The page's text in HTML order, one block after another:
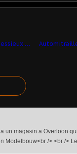
Tracteur White 666 artic et semi remorque 2 essieux au 1/48ème (Angégo)
un magasin a Overloon
Modelbouw<br /> <br />